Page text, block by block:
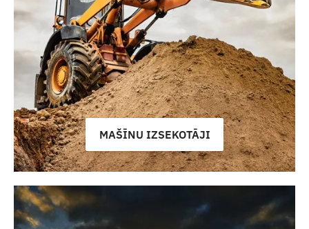
MAŠĪNU IZSEKOTĀJI